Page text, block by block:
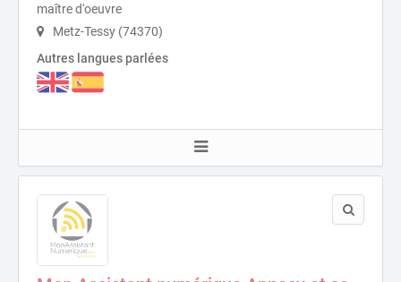
maître d'oeuvre
Metz-Tessy (74370)
Autres langues parlées